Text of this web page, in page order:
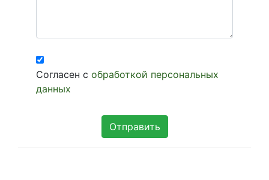
Согласен с обработкой персональных
данных